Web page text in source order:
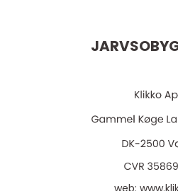
web: